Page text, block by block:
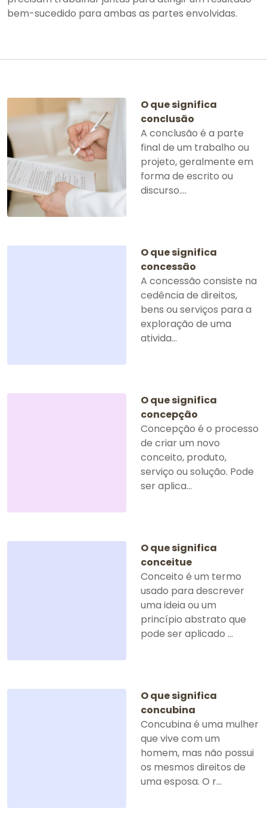
bem-sucedido para ambas as partes envolvidas.
O que significa
conclusão
A conclusão é a parte
final de um trabalho ou
projeto, geralmente em
forma de escrito ou
discurso....
O que significa
concessão
A concessão consiste na
cedência de direitos,
bens ou serviços para a
exploração de uma
ativida...
O que significa
concepção
Concepção é o processo
de criar um novo
conceito, produto,
serviço ou solução. Pode
ser aplica...
O que significa
conceitue
Conceito é um termo
usado para descrever
uma ideia ou um
princípio abstrato que
pode ser aplicado ...
O que significa
concubina
Concubina é uma mulher
que vive com um
homem, mas não possui
os mesmos direitos de
uma esposa. O r...